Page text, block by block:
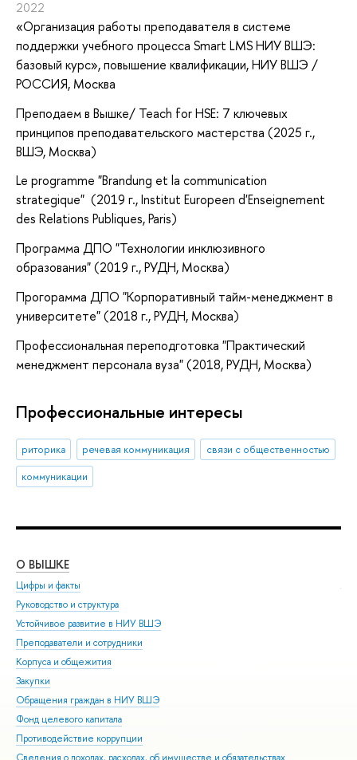
2022
«Организация работы преподавателя в системе
поддержки учебного процесса Smart LMS НИУ ВШЭ:
базовый курс», повышение квалификации, НИУ ВШЭ /
РОССИЯ, Москва
Преподаем в Вышке/ Teach for HSE: 7 ключевых
принципов преподавательского мастерства (2025 г.,
ВШЭ, Москва)
Le programme "Brandung et la communication
strategique" (2019 г., Institut Europeen d'Enseignement
des Relations Publiques, Paris)
Программа ДПО "Технологии инклюзивного
образования" (2019 г., РУДН, Москва)
Прогорамма ДПО "Корпоративный тайм-менеджмент в
университете" (2018 г., РУДН, Москва)
Профессиональная переподготовка "Практический
менеджмент персонала вуза" (2018, РУДН, Москва)
Профессиональные интересы
риторика речевая коммуникация
связи с общественностью
коммуникации
О ВЫШКЕ
Цифры и факты
Руководство и структура
Устойчивое развитие в НИУ ВШЭ
Преподаватели и сотрудники
Корпуса и общежития
Закупки
Обращения граждан в НИУ ВШЭ
Фонд целевого капитала
Противодействие коррупции